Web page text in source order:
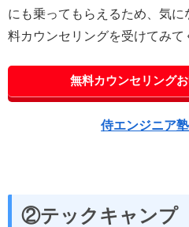
にも乗ってもらえるため、気
料カウンセリングを受けてみて
無料カウンセリング
侍エンジニア
②テックキャンプ